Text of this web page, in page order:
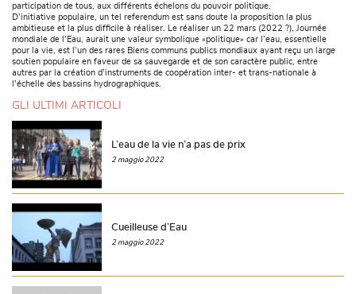
participation de tous, aux différents échelons du pouvoir politique.
D’initiative populaire, un tel referendum est sans doute la proposition la plus
ambitieuse et la plus difficile à réaliser. Le réaliser un 22 mars (2022 ?), Journée
mondiale de l’Eau, aurait une valeur symbolique «politique» car l’eau, essentielle
pour la vie, est l’un des rares Biens communs publics mondiaux ayant reçu un large
soutien populaire en faveur de sa sauvegarde et de son caractère public, entre
autres par la création d’instruments de coopération inter- et trans-nationale à
l’échelle des bassins hydrographiques.
GLI ULTIMI ARTICOLI
L’eau de la vie n’a pas de prix
2 maggio 2022
Cueilleuse d’Eau
2 maggio 2022